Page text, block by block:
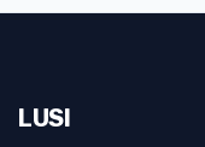
LUSI